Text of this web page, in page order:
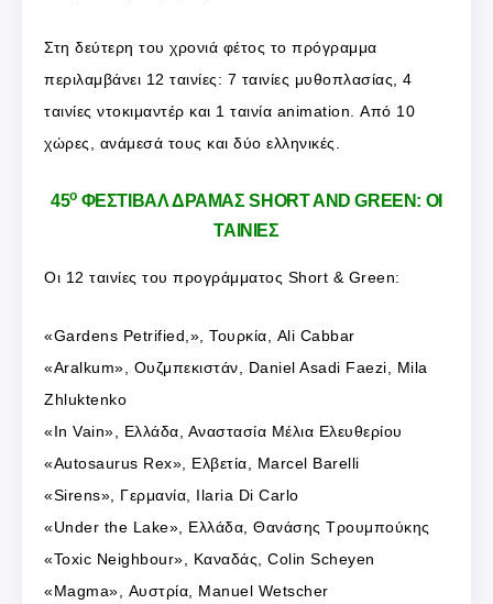
Στη δεύτερη του χρονιά φέτος το πρόγραμμα
περιλαμβάνει 12 ταινίες: 7 ταινίες μυθοπλασίας, 4
ταινίες ντοκιμαντέρ και 1 ταινία animation. Από 10
χώρες, ανάμεσά τους και δύο ελληνικές.
45οΦΕΣΤΙΒΑΛ ΔΡΑΜΑΣ SHORT AND GREEN: ΟΙ
ΤΑΙΝΙΕΣ
Οι 12 ταινίες του προγράμματος Short & Green:
«Gardens Petrified,», Τουρκία, Ali Cabbar
«Aralkum», Ουζμπεκιστάν, Daniel Asadi Faezi, Mila
Zhluktenko
«In Vain», Ελλάδα, Αναστασία Μέλια Ελευθερίου
«Autosaurus Rex», Ελβετία, Marcel Barelli
«Sirens», Γερμανία, Ilaria Di Carlo
«Under the Lake», Ελλάδα, Θανάσης Τρουμπούκης
«Toxic Neighbour», Καναδάς, Colin Scheyen
«Magma», Αυστρία, Manuel Wetscher